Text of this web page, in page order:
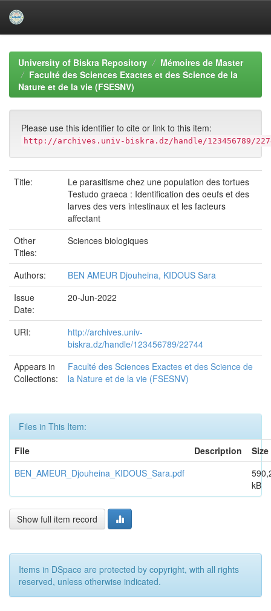
navigationUniversity of Biskra Repository
Mémoires de Master
Faculté des Sciences Exactes et des Science de la
Nature et de la vie (FSESNV)
Please use this identifier to cite or link to this item:
http://archives.univ-biskra.dz/handle/123456789/
Title:
Le parasitisme chez une population des tortues
Testudo graeca : Identification des oeufs et des
larves des vers intestinaux et les facteurs
affectant
Other
Titles:
Sciences biologiques
Authors:
BEN AMEUR Djouheina, KIDOUS Sara
Issue
Date:
20-Jun-2022
URI:
http://archives.univ-
biskra.dz/handle/123456789/22744
Appears in
Collections:
Faculté des Sciences Exactes et des Science de
la Nature et de la vie (FSESNV)
Files in This Item:
File
Description
Size
BEN_AMEUR_Djouheina_KIDOUS_Sara.pdf
kB
Show full item record
Items in DSpace are protected by copyright, with all rights
reserved, unless otherwise indicated.